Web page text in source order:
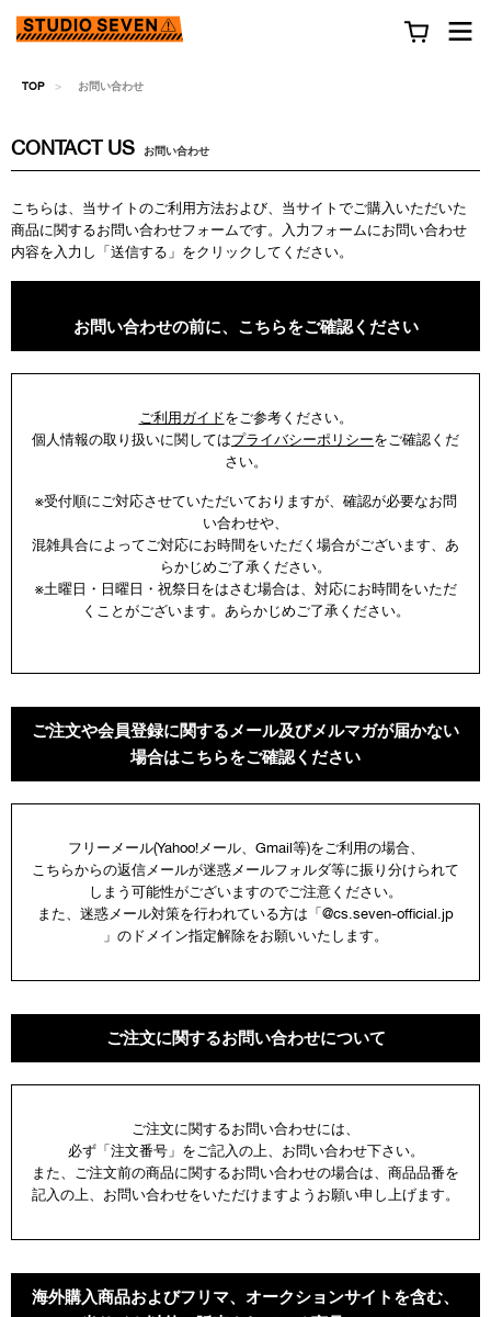
TOP お問い合わせ
CONTACT US お問い合わせ
こちらは、当サイトのご利用方法および、当サイトでご購入いただいた
商品に関するお問い合わせフォームです。入力フォームにお問い合わせ
内容を入力し「送信する」をクリックしてください。
お問い合わせの前に、こちらをご確認ください
ご利用ガイドをご参考ください。
個人情報の取り扱いに関してはプライバシーポリシーをご確認くだ
さい。
※受付順にご対応させていただいておりますが、確認が必要なお問
い合わせや、
混雑具合によってご対応にお時間をいただく場合がございます、あ
らかじめご了承ください。
※土曜日・日曜日・祝祭日をはさむ場合は、対応にお時間をいただ
くことがございます。あらかじめご了承ください。
ご注文や会員登録に関するメール及びメルマガが届かない
場合はこちらをご確認ください
フリーメール(Yahoo!メール、Gmail等)をご利用の場合、
こちらからの返信メールが迷惑メールフォルダ等に振り分けられて
しまう可能性がございますのでご注意ください。
また、迷惑メール対策を行われている方は「@cs.seven-official.jp
」のドメイン指定解除をお願いいたします。
ご注文に関するお問い合わせについて
ご注文に関するお問い合わせには、
必ず「注文番号」をご記入の上、お問い合わせ下さい。
また、ご注文前の商品に関するお問い合わせの場合は、商品品番を
記入の上、お問い合わせをいただけますようお願い申し上げます。
海外購入商品およびフリマ、オークションサイトを含む、